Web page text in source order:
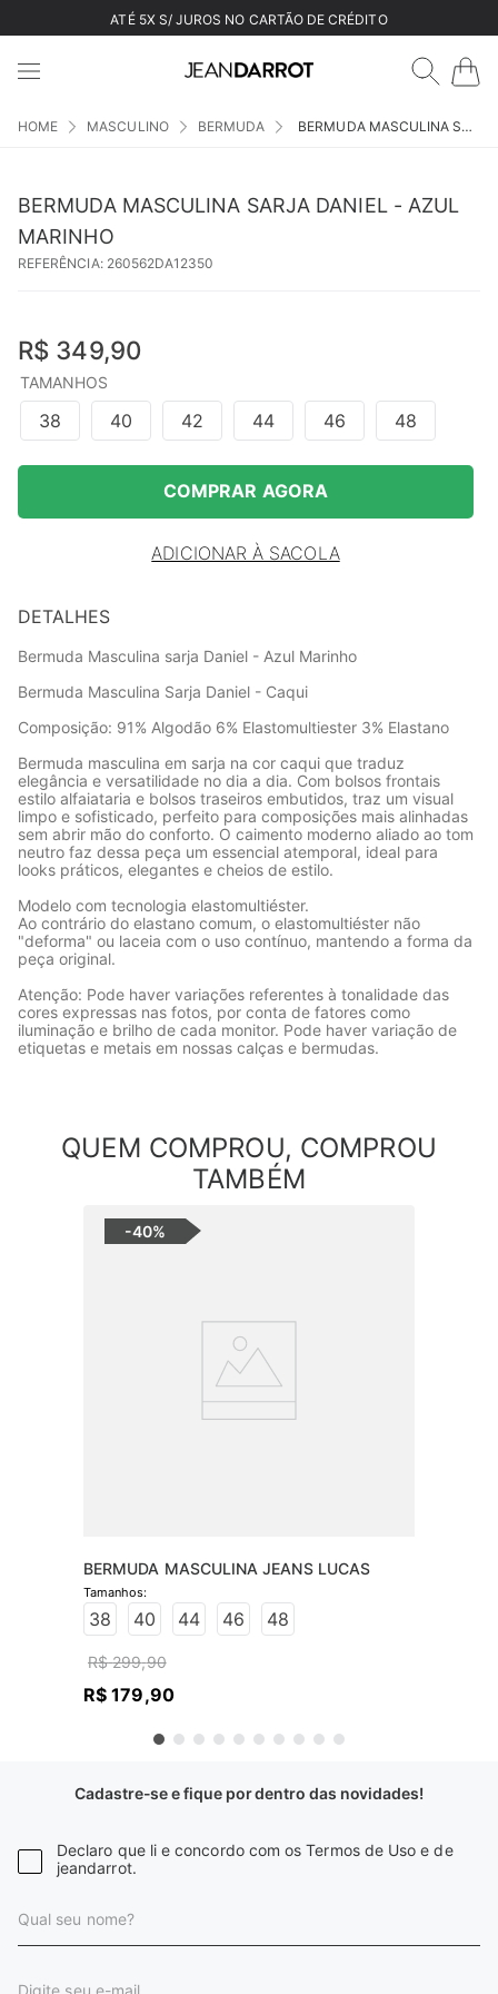
ATÉ 5X S/ JUROS NO CARTÃO DE CRÉDITO
MASCULINO BERMUDA BERMUDA MASCULINA SARJA DANIEL - AZUL MARINHO
BERMUDA MASCULINA SARJA DANIEL - AZUL
MARINHO
REFERÊNCIA: 260562DA12350
R$ 349,90
TAMANHOS
38 40 42 44 46 48
COMPRAR AGORA
ADICIONAR À SACOLA
DETALHES
Bermuda Masculina sarja Daniel - Azul Marinho
Bermuda Masculina Sarja Daniel - Caqui
Composição: 91% Algodão 6% Elastomultiester 3% Elastano
Bermuda masculina em sarja na cor caqui que traduz
elegância e versatilidade no dia a dia. Com bolsos frontais
estilo alfaiataria e bolsos traseiros embutidos, traz um visual
limpo e sofisticado, perfeito para composições mais alinhadas
sem abrir mão do conforto. O caimento moderno aliado ao tom
neutro faz dessa peça um essencial atemporal, ideal para
looks práticos, elegantes e cheios de estilo.
Modelo com tecnologia elastomultiéster.
Ao contrário do elastano comum, o elastomultiéster não
"deforma" ou laceia com o uso contínuo, mantendo a forma da
peça original.
Atenção: Pode haver variações referentes à tonalidade das
cores expressas nas fotos, por conta de fatores como
iluminação e brilho de cada monitor. Pode haver variação de
etiquetas e metais em nossas calças e bermudas.
QUEM COMPROU, COMPROU
TAMBÉM
-40%
BERMUDA MASCULINA JEANS LUCAS
38 40 44 46 48
R$ 299,90
R$ 179,90
Cadastre-se e fique por dentro das novidades!
Declaro que li e concordo com os Termos de Uso e de
jeandarrot.